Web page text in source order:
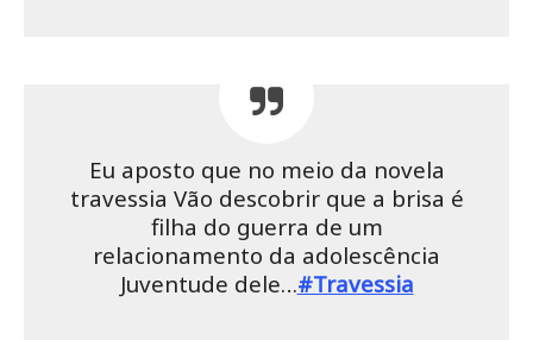
Eu aposto que no meio da novela
travessia Vão descobrir que a brisa é
filha do guerra de um
relacionamento da adolescência
Juventude dele…#Travessia